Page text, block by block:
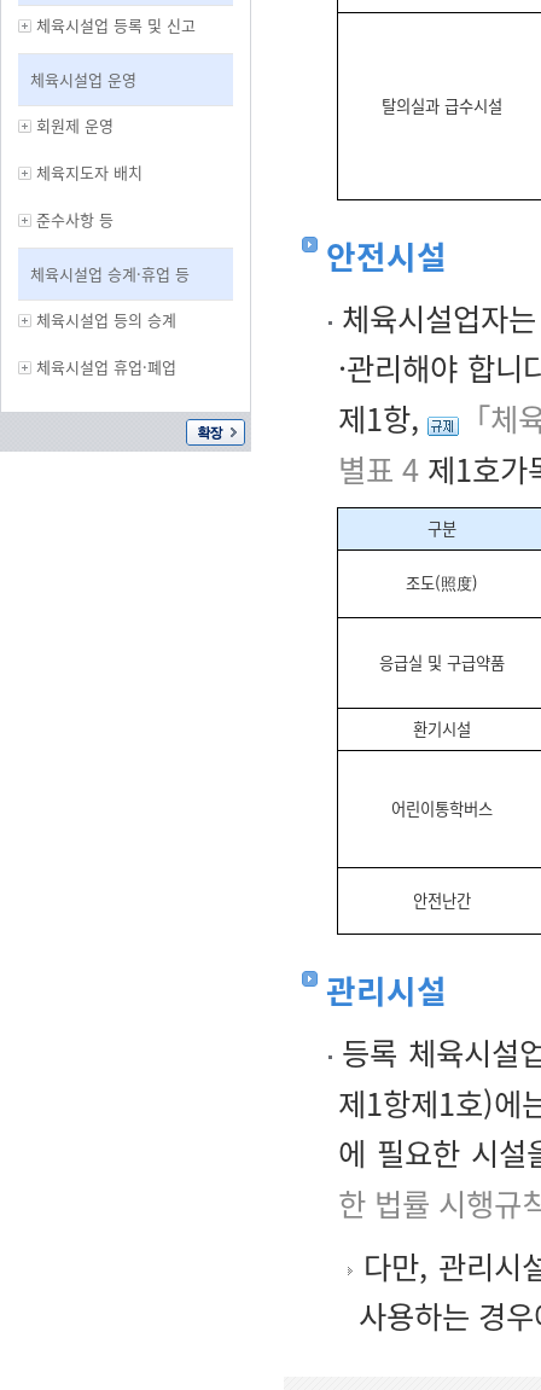
체육시설업 등록 및 신고
체육시설업 운영
회원제 운영
체육지도자 배치
준수사항 등
체육시설업 승계·휴업 등
체육시설업 등의 승계
체육시설업 휴업·폐업
탈의실과 급수시설
안전시설
체육시설업자
·관리해야 합니
제1항,
「
별표 4 제1호가
구분
조도(照度)
응급실 및 구급약품
환기시설
어린이통학버스
안전난간
관리시설
등록 체육시설
제1항제1호)에
에 필요한 시설
한 법률 시행규
다만, 관리시
사용하는 경